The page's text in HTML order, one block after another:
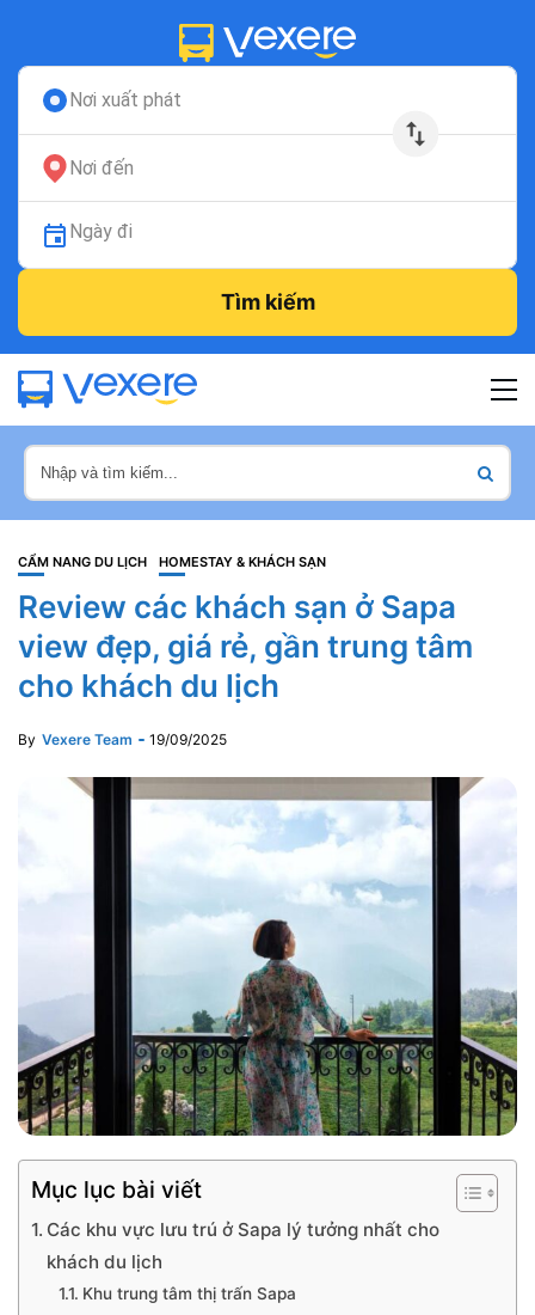
Nơi xuất phát
Nơi đến
Ngày đi
Tìm kiếm
CẨM NANG DU LỊCH HOMESTAY & KHÁCH SẠN
Review các khách sạn ở Sapa
view đẹp, giá rẻ, gần trung tâm
cho khách du lịch
By Vexere Team 19/09/2025
Mục lục bài viết
Các khu vực lưu trú ở Sapa lý tưởng nhất cho
khách du lịch
Khu trung tâm thị trấn Sapa